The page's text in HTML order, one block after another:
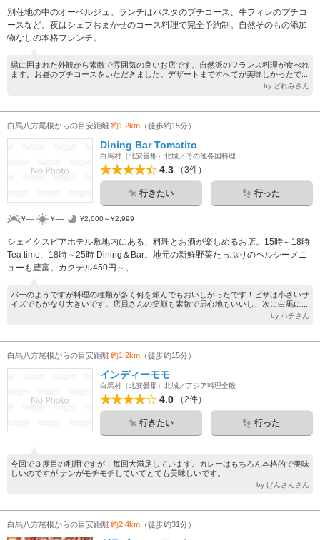
別荘地の中のオーベルジュ。ランチはパスタのプチコース、牛フィレのプチコ
ースなど。夜はシェフおまかせのコース料理で完全予約制。自然そのもの添加
物なしの本格フレンチ。
緑に囲まれた外観から素敵で雰囲気の良いお店です。自然派のフランス料理が食べれ
ます。お昼のプチコースをいただきました。デザートまですべてが美味しかったで...
by どれみさん
白馬八方尾根からの目安距離約1.2km （徒歩約15分）
Dining Bar Tomatito
白馬村（北安曇郡）北城／その他各国料理
4.3 （3件）
行きたい 行った
¥---- ¥---- ¥2,000～¥2,999
シェイクスピアホテル敷地内にある、料理とお酒が楽しめるお店。15時～18時
Tea time、18時～25時 Dining＆Bar。地元の新鮮野菜たっぷりのヘルシーメニ
ューも豊富。カクテル450円～。
バーのようですが料理の種類が多く何を頼んでもおいしかったです！ピザは小さいサ
イズでもかなり大きいです。店員さんの笑顔も素敵で居心地もいいし、次に白馬に...
by ハチさん
白馬八方尾根からの目安距離約1.2km （徒歩約15分）
インディーモモ
白馬村（北安曇郡）北城／アジア料理全般
4.0 （2件）
行きたい 行った
今回で３度目の利用ですが，毎回大満足しています。カレーはもちろん本格的で美味
しいのですが,ナンがモチモチしていてとても美味しいです。
by げんさんさん
白馬八方尾根からの目安距離約2.4km （徒歩約31分）